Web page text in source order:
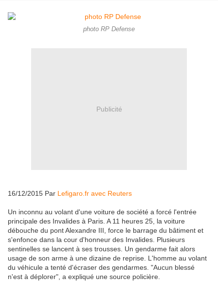
photo RP Defense
Publicité
16/12/2015 Par Lefigaro.fr avec Reuters
Un inconnu au volant d'une voiture de société a forcé l'entrée
principale des Invalides à Paris. A 11 heures 25, la voiture
débouche du pont Alexandre III, force le barrage du bâtiment et
s'enfonce dans la cour d'honneur des Invalides. Plusieurs
sentinelles se lancent à ses trousses. Un gendarme fait alors
usage de son arme à une dizaine de reprise. L'homme au volant
du véhicule a tenté d'écraser des gendarmes. "Aucun blessé
n'est à déplorer", a expliqué une source policière.